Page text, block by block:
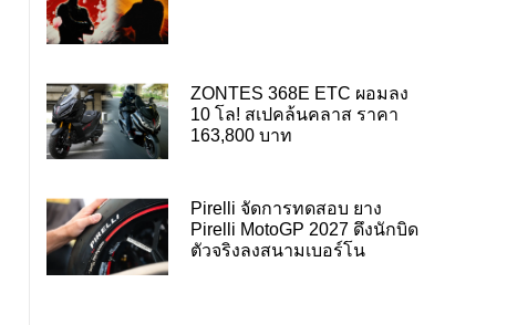
ZONTES 368E ETC ผอมลง
10 โล! สเปคล้นคลาส ราคา
163,800 บาท
Pirelli จัดการทดสอบ ยาง
Pirelli MotoGP 2027 ดึงนักบิด
ตัวจริงลงสนามเบอร์โน